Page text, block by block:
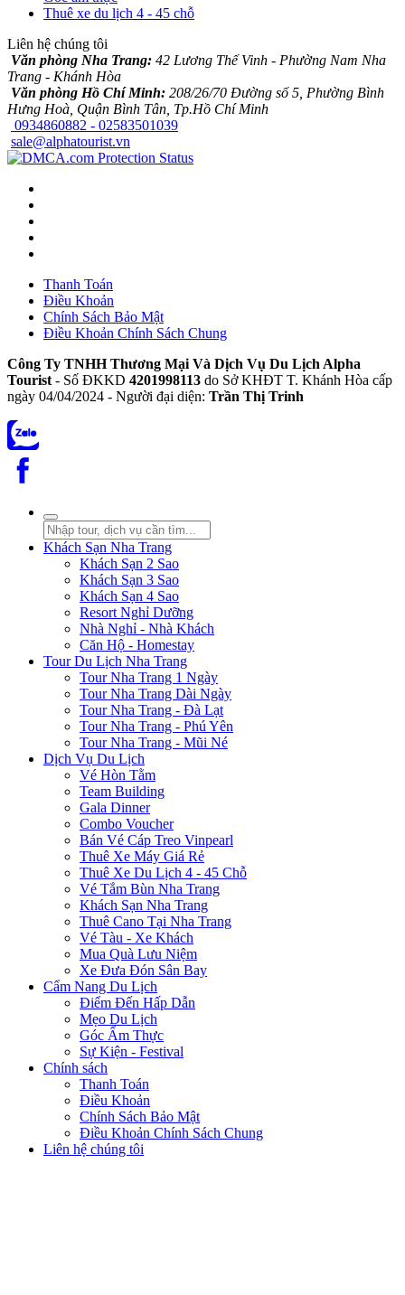
Thuê xe du lịch 4 - 45 chỗ
Liên hệ chúng tôi
Văn phòng Nha Trang: 42 Lương Thế Vinh - Phường Nam Nha
Trang - Khánh Hòa
Văn phòng Hồ Chí Minh: 208/26/70 Đường số 5, Phường Bình
Hưng Hoà, Quận Bình Tân, Tp.Hồ Chí Minh
0934860882 - 02583501039
sale@alphatourist.vn
Thanh Toán
Điều Khoản
Chính Sách Bảo Mật
Điều Khoản Chính Sách Chung
Công Ty TNHH Thương Mại Và Dịch Vụ Du Lịch Alpha
Tourist - Số ĐKKD 4201998113 do Sở KHĐT T. Khánh Hòa cấp
ngày 04/04/2024 - Người đại diện: Trần Thị Trinh
Khách Sạn Nha Trang
Khách Sạn 2 Sao
Khách Sạn 3 Sao
Khách Sạn 4 Sao
Resort Nghỉ Dưỡng
Nhà Nghỉ - Nhà Khách
Căn Hộ - Homestay
Tour Du Lịch Nha Trang
Tour Nha Trang 1 Ngày
Tour Nha Trang Dài Ngày
Tour Nha Trang - Đà Lạt
Tour Nha Trang - Phú Yên
Tour Nha Trang - Mũi Né
Dịch Vụ Du Lịch
Vé Hòn Tằm
Team Building
Gala Dinner
Combo Voucher
Bán Vé Cáp Treo Vinpearl
Thuê Xe Máy Giá Rẻ
Thuê Xe Du Lịch 4 - 45 Chỗ
Vé Tắm Bùn Nha Trang
Khách Sạn Nha Trang
Thuê Cano Tại Nha Trang
Vé Tàu - Xe Khách
Mua Quà Lưu Niệm
Xe Đưa Đón Sân Bay
Cẩm Nang Du Lịch
Điểm Đến Hấp Dẫn
Mẹo Du Lịch
Góc Ẩm Thực
Sự Kiện - Festival
Chính sách
Thanh Toán
Điều Khoản
Chính Sách Bảo Mật
Điều Khoản Chính Sách Chung
Liên hệ chúng tôi